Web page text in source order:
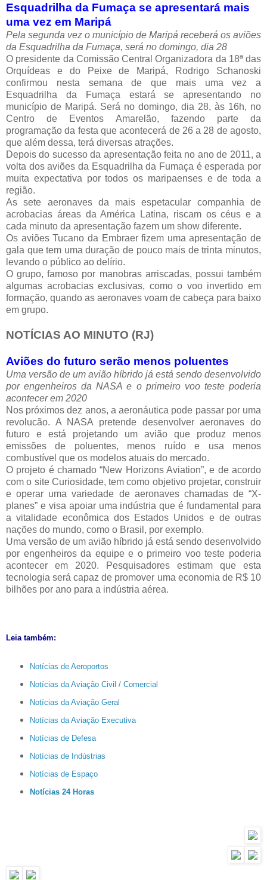
Esquadrilha da Fumaça se apresentará mais
uma vez em Maripá
Pela segunda vez o município de Maripá receberá os aviões
da Esquadrilha da Fumaça, será no domingo, dia 28
O presidente da Comissão Central Organizadora da 18ª das
Orquídeas e do Peixe de Maripá, Rodrigo Schanoski
confirmou nesta semana de que mais uma vez a
Esquadrilha da Fumaça estará se apresentando no
município de Maripá. Será no domingo, dia 28, às 16h, no
Centro de Eventos Amarelão, fazendo parte da
programação da festa que acontecerá de 26 a 28 de agosto,
que além dessa, terá diversas atrações.
Depois do sucesso da apresentação feita no ano de 2011, a
volta dos aviões da Esquadrilha da Fumaça é esperada por
muita expectativa por todos os maripaenses e de toda a
região.
As sete aeronaves da mais espetacular companhia de
acrobacias áreas da América Latina, riscam os céus e a
cada minuto da apresentação fazem um show diferente.
Os aviões Tucano da Embraer fizem uma apresentação de
gala que tem uma duração de pouco mais de trinta minutos,
levando o público ao delírio.
O grupo, famoso por manobras arriscadas, possui também
algumas acrobacias exclusivas, como o voo invertido em
formação, quando as aeronaves voam de cabeça para baixo
em grupo.
NOTÍCIAS AO MINUTO (RJ)
Aviões do futuro serão menos poluentes
Uma versão de um avião híbrido já está sendo desenvolvido
por engenheiros da NASA e o primeiro voo teste poderia
acontecer em 2020
Nos próximos dez anos, a aeronáutica pode passar por uma
revolucão. A NASA pretende desenvolver aeronaves do
futuro e está projetando um avião que produz menos
emissões de poluentes, menos ruído e usa menos
combustível que os modelos atuais do mercado.
O projeto é chamado “New Horizons Aviation”, e de acordo
com o site Curiosidade, tem como objetivo projetar, construir
e operar uma variedade de aeronaves chamadas de “X-
planes” e visa apoiar uma indústria que é fundamental para
a vitalidade econômica dos Estados Unidos e de outras
nações do mundo, como o Brasil, por exemplo.
Uma versão de um avião híbrido já está sendo desenvolvido
por engenheiros da equipe e o primeiro voo teste poderia
acontecer em 2020. Pesquisadores estimam que esta
tecnologia será capaz de promover uma economia de R$ 10
bilhões por ano para a indústria aérea.
Leia também:
Notícias de Aeroportos
Notícias da Aviação Civil / Comercial
Notícias da Aviação Geral
Notícias da Aviação Executiva
Notícias de Defesa
Notícias de Indústrias
Notícias de Espaço
Notícias 24 Horas